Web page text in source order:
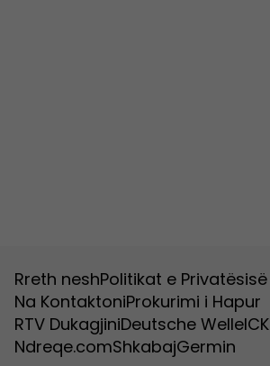
Rreth neshPolitikat e Privatësisë
Na KontaktoniProkurimi i Hapur
RTV DukagjiniDeutsche WelleICK
Ndreqe.comShkabajGermin